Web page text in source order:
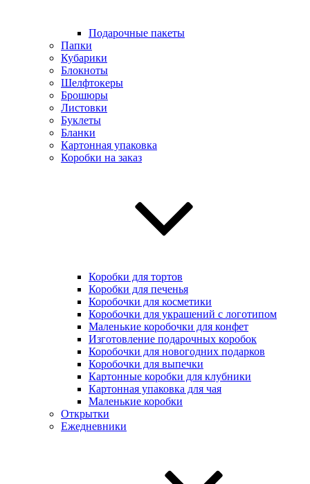
Подарочные пакеты
Папки
Кубарики
Блокноты
Шелфтокеры
Брошюры
Листовки
Буклеты
Бланки
Картонная упаковка
Коробки на заказ
Коробки для тортов
Коробки для печенья
Коробочки для косметики
Коробочки для украшений с логотипом
Маленькие коробочки для конфет
Изготовление подарочных коробок
Коробочки для новогодних подарков
Коробочки для выпечки
Картонные коробки для клубники
Картонная упаковка для чая
Маленькие коробки
Открытки
Ежедневники